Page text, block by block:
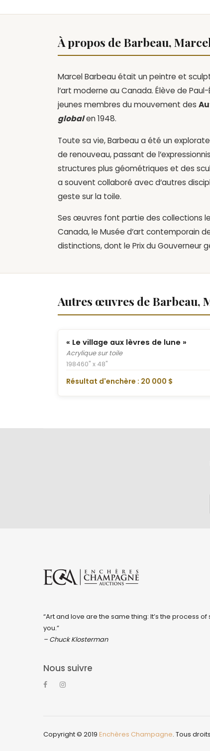
À propos de Barbeau,
Marcel Barbeau était un peintre et
l’art moderne au Canada. Élève de
jeunes membres du mouvement des
globalen 1948.
Toute sa vie, Barbeau a été un
de renouveau, passant de
structures plus géométriques et des
a souvent collaboré avec d’autres
geste sur la toile.
Ses œuvres font partie des collections
Canada, le Musée d’art contemporain
distinctions, dont le Prix du Gouverneur
Autres œuvres de Barbeau,
« Le village aux lèvres de lune »
Acrylique sur toile
198460" x 48"
Résultat d'enchère : 20 000 $
“Art and love are the same thing: It’s the process
you.”
– Chuck Klosterman
Nous suivre
Copyright © 2019 Enchères Champagne. Tous